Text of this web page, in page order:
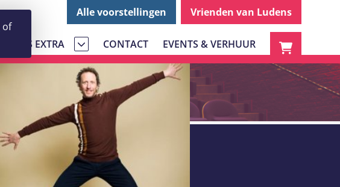
of
Alle voorstellingen Vrienden van Ludens
LUDENS EXTRA CONTACT EVENTS & VERHUUR